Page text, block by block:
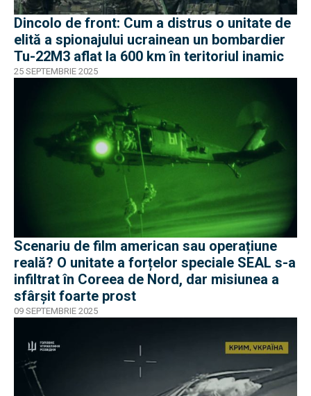
Dincolo de front: Cum a distrus o unitate de
elită a spionajului ucrainean un bombardier
Tu-22M3 aflat la 600 km în teritoriul inamic
25 SEPTEMBRIE 2025
Scenariu de film american sau operațiune
reală? O unitate a forțelor speciale SEAL s-a
infiltrat în Coreea de Nord, dar misiunea a
sfârșit foarte prost
09 SEPTEMBRIE 2025